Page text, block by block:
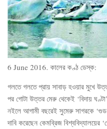
6 June 2016. কালের কণ্ঠ ডেস্ক:
গলতে গলতে প্রায় সাবাড় হওয়ার মুখে
পর গোটা উত্তর মেরু থেকেই ‘বিদায়
নইলে আগামী বছরেই সুমেরু সাগরকে
দাবি করেছেন কেমব্রিজ বিশ্ববিদ্যালয়ের